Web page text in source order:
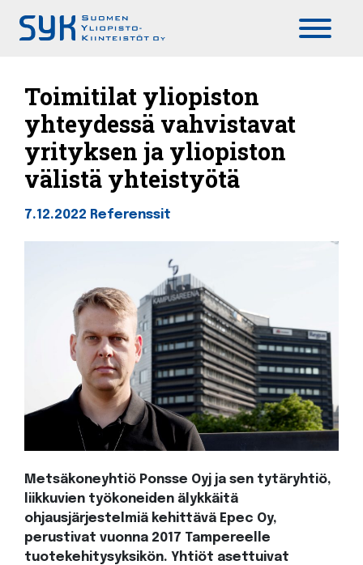
Toimitilat yliopiston
yhteydessä vahvistavat
yrityksen ja yliopiston
välistä yhteistyötä
7.12.2022 Referenssit
Metsäkoneyhtiö Ponsse Oyj ja sen tytäryhtiö,
liikkuvien työkoneiden älykkäitä
ohjausjärjestelmiä kehittävä Epec Oy,
perustivat vuonna 2017 Tampereelle
tuotekehitysyksikön. Yhtiöt asettuivat